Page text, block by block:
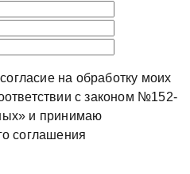
на обработку моих
с законом №152-
и принимаю
соглашения